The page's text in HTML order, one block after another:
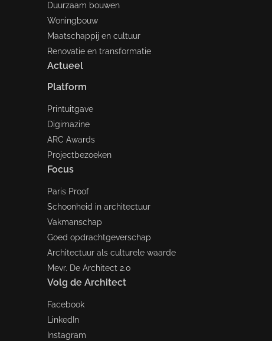
Duurzaam bouwen
Woningbouw
Maatschappij en cultuur
Renovatie en transformatie
Actueel
Platform
Printuitgave
Digimazine
ARC Awards
Projectbezoeken
Focus
Paris Proof
Schoonheid in architectuur
Vakmanschap
Goed opdrachtgeverschap
Architectuur als culturele waarde
Mevr. De Architect 2.0
Volg de Architect
Facebook
LinkedIn
Instagram